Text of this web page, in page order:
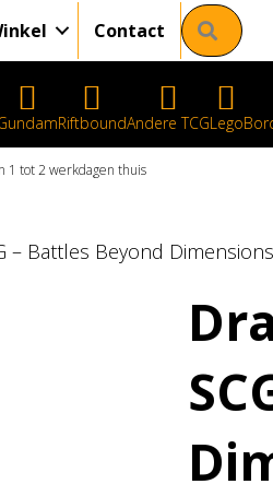
Contact Zoeken
RiftboundAndere TCGLego
1 tot 2 werkdagen thuis
– Battles Beyond